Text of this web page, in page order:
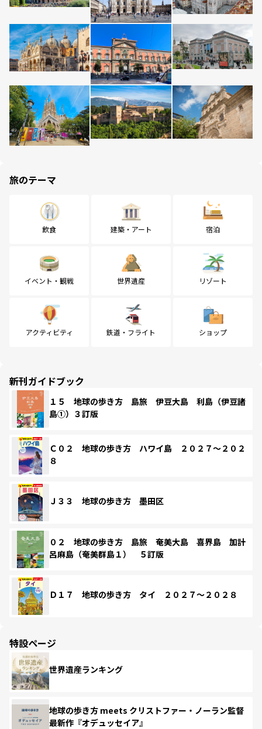
旅のテーマ
飲食 建築・アート 宿泊
イベント・観戦 世界遺産 リゾート
アクティビティ 鉄道・フライト ショップ
新刊ガイドブック
１５ 地球の歩き方 島旅 伊豆大島 利島（伊豆諸
島①）３訂版
Ｃ０２ 地球の歩き方 ハワイ島 ２０２７～２０２
８
Ｊ３３ 地球の歩き方 墨田区
０２ 地球の歩き方 島旅 奄美大島 喜界島 加計
呂麻島（奄美群島１） ５訂版
Ｄ１７ 地球の歩き方 タイ ２０２７～２０２８
特設ページ
世界遺産ランキング
地球の歩き方 meets クリストファー・ノーラン監督
最新作『オデュッセイア』